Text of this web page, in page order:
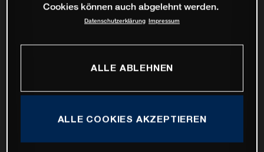
Cookies können auch abgelehnt werden.
Datenschutzerklärung Impressum
ALLE ABLEHNEN
ALLE COOKIES AKZEPTIEREN